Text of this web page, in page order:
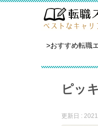
>おすすめ転職
ピッ
更新日 :